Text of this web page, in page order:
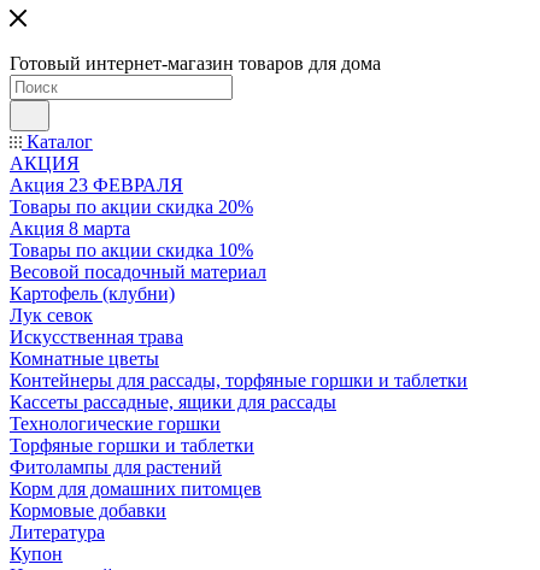
Готовый интернет-магазин товаров для дома
Каталог
АКЦИЯ
Акция 23 ФЕВРАЛЯ
Товары по акции скидка 20%
Акция 8 марта
Товары по акции скидка 10%
Весовой посадочный материал
Картофель (клубни)
Лук севок
Искусственная трава
Комнатные цветы
Контейнеры для рассады, торфяные горшки и таблетки
Кассеты рассадные, ящики для рассады
Технологические горшки
Торфяные горшки и таблетки
Фитолампы для растений
Корм для домашних питомцев
Кормовые добавки
Литература
Купон